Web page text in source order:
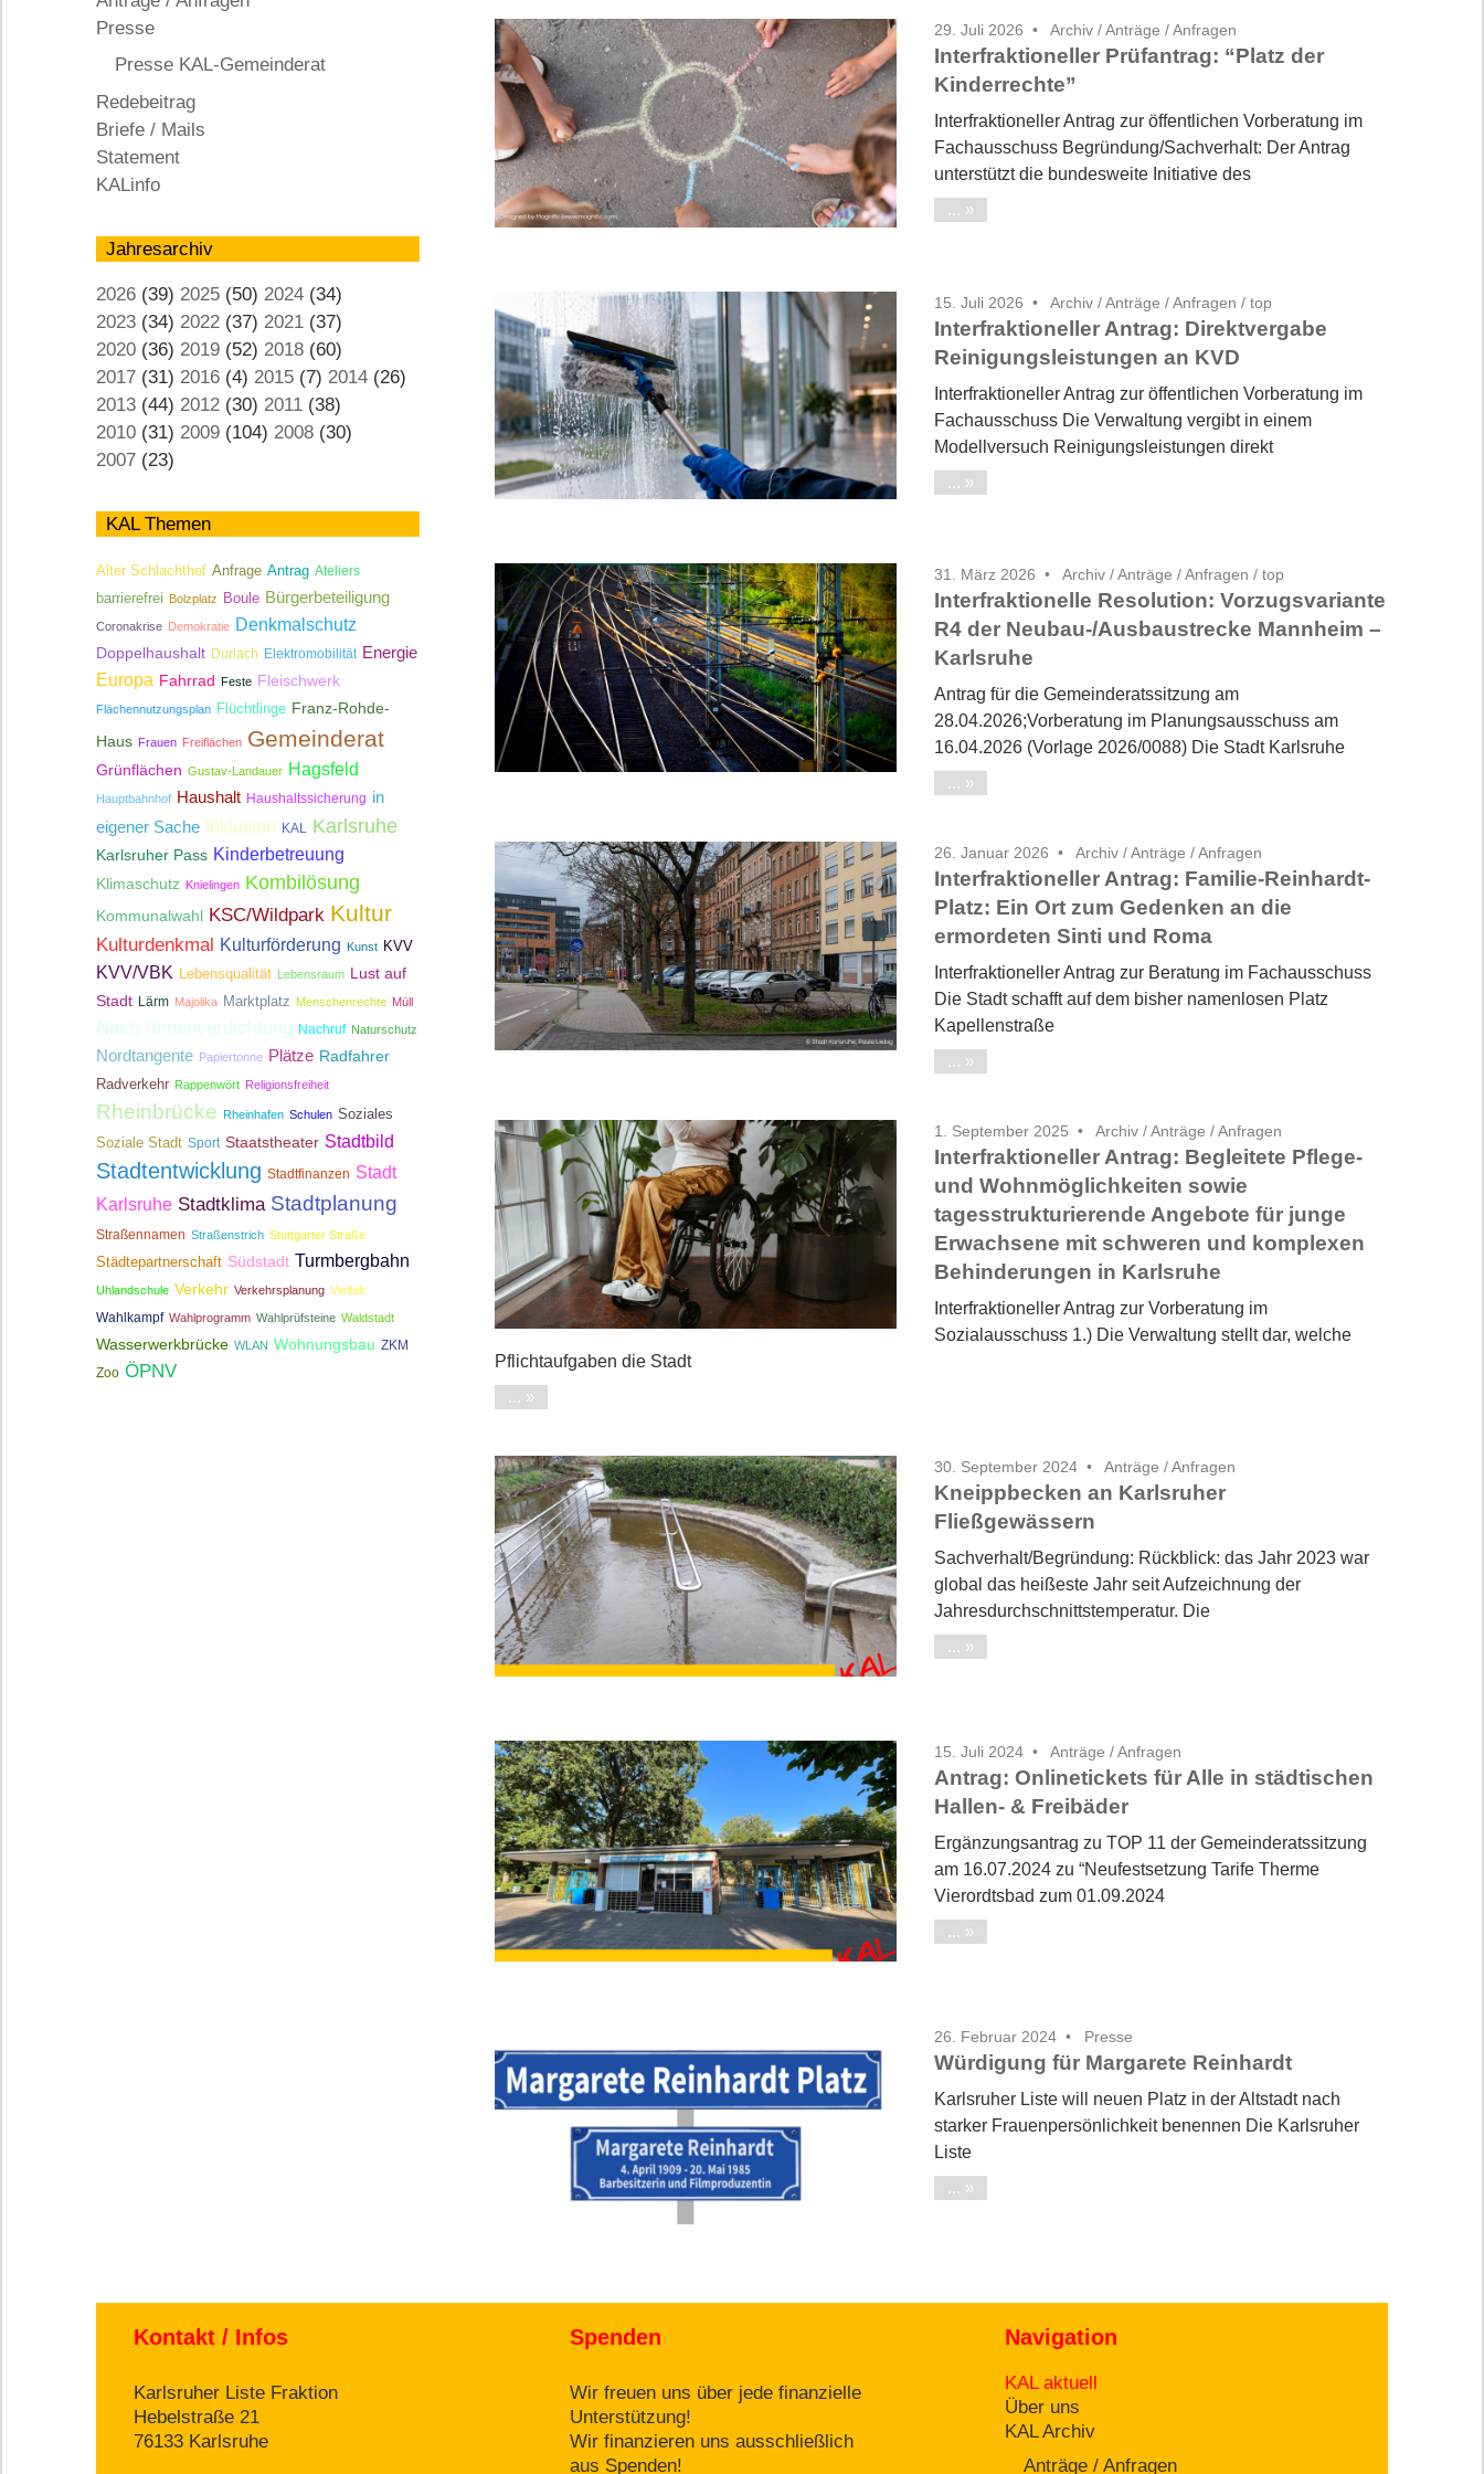
KAL
29. Juli 2026 Archiv/Anträge / Anfragen
Interfraktioneller Prüfantrag: “Platz der
Kinderrechte”
Interfraktioneller Antrag zur öffentlichen Vorberatung im
Fachausschuss Begründung/Sachverhalt: Der Antrag
unterstützt die bundesweite Initiative des
...
15. Juli 2026 Archiv/Anträge / Anfragen / top
Interfraktioneller Antrag: Direktvergabe
Reinigungsleistungen an KVD
Interfraktioneller Antrag zur öffentlichen Vorberatung im
Fachausschuss Die Verwaltung vergibt in einem
Modellversuch Reinigungsleistungen direkt
...
31. März 2026 Archiv/Anträge / Anfragen / top
Interfraktionelle Resolution: Vorzugsvariante
R4 der Neubau-/Ausbaustrecke Mannheim –
Karlsruhe
Antrag für die Gemeinderatssitzung am
28.04.2026;Vorberatung im Planungsausschuss am
16.04.2026 (Vorlage 2026/0088) Die Stadt Karlsruhe
...
26. Januar 2026 Archiv/Anträge / Anfragen
Interfraktioneller Antrag: Familie-Reinhardt-
Platz: Ein Ort zum Gedenken an die
ermordeten Sinti und Roma
Interfraktioneller Antrag zur Beratung im Fachausschuss
Die Stadt schafft auf dem bisher namenlosen Platz
Kapellenstraße
...
1. September 2025 Archiv/Anträge / Anfragen
Interfraktioneller Antrag: Begleitete Pflege-
und Wohnmöglichkeiten sowie
tagesstrukturierende Angebote für junge
Erwachsene mit schweren und komplexen
Behinderungen in Karlsruhe
Interfraktioneller Antrag zur Vorberatung im
Sozialausschuss 1.) Die Verwaltung stellt dar, welche
Pflichtaufgaben die Stadt
...
30. September 2024 Anträge / Anfragen
Kneippbecken an Karlsruher
Fließgewässern
Sachverhalt/Begründung: Rückblick: das Jahr 2023 war
global das heißeste Jahr seit Aufzeichnung der
Jahresdurchschnittstemperatur. Die
...
15. Juli 2024 Anträge / Anfragen
Antrag: Onlinetickets für Alle in städtischen
Hallen- & Freibäder
Ergänzungsantrag zu TOP 11 der Gemeinderatssitzung
am 16.07.2024 zu “Neufestsetzung Tarife Therme
Vierordtsbad zum 01.09.2024
...
26. Februar 2024 Presse
Würdigung für Margarete Reinhardt
Karlsruher Liste will neuen Platz in der Altstadt nach
starker Frauenpersönlichkeit benennen Die Karlsruher
Liste
...
Presse
Presse KAL-Gemeinderat
Redebeitrag
Briefe / Mails
Statement
KALinfo
Jahresarchiv
2026 (39) 2025 (50) 2024 (34)
2023 (34) 2022 (37) 2021 (37)
2020 (36) 2019 (52) 2018 (60)
2017 (31) 2016 (4) 2015 (7) 2014 (26)
2013 (44) 2012 (30) 2011 (38)
2010 (31) 2009 (104) 2008 (30)
2007 (23)
KAL Themen
Alter Schlachthof Anfrage Antrag Ateliers
barrierefrei Bolzplatz Boule Bürgerbeteiligung
Coronakrise Demokratie Denkmalschutz
Doppelhaushalt Durlach Elektromobilität Energie
Europa Fahrrad Feste Fleischwerk
Flächennutzungsplan Flüchtlinge Franz-Rohde-
Haus Frauen Freiflächen Gemeinderat
Grünflächen Gustav-Landauer Hagsfeld
Hauptbahnhof Haushalt Haushaltssicherung in
eigener Sache Inklusion KAL Karlsruhe
Karlsruher Pass Kinderbetreuung
Klimaschutz Knielingen Kombilösung
Kommunalwahl KSC/Wildpark Kultur
Kulturdenkmal Kulturförderung Kunst KVV
KVV/VBK Lebensqualität Lebensraum
Lust auf
Stadt Lärm Majolika Marktplatz Menschenrechte Müll
Nach-/Innenverdichtung Nachruf Naturschutz
Nordtangente Papiertonne Plätze Radfahrer
Radverkehr Rappenwört Religionsfreiheit
Rheinbrücke Rheinhafen Schulen Soziales
Soziale Stadt Sport Staatstheater Stadtbild
Stadtentwicklung Stadtfinanzen Stadt
Karlsruhe Stadtklima Stadtplanung
Straßennamen Straßenstrich Stuttgarter Straße
Städtepartnerschaft Südstadt Turmbergbahn
Uhlandschule Verkehr Verkehrsplanung Vielfalt
Wahlkampf Wahlprogramm Wahlprüfsteine Waldstadt
Wasserwerkbrücke WLAN Wohnungsbau ZKM
Zoo ÖPNV
Kontakt / Infos
Karlsruher Liste Fraktion
Hebelstraße 21
76133 Karlsruhe
Spenden
Wir freuen uns über jede finanzielle
Unterstützung!
Wir finanzieren uns ausschließlich
aus Spenden!
Navigation
KAL aktuell
Über uns
KAL Archiv
Anträge / Anfragen